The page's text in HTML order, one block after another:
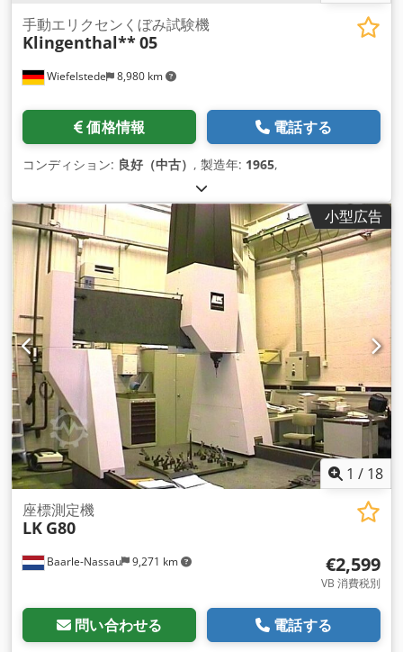
Wiefelstede 8,980 km
手動エリクセンくぼみ試験機
Klingenthal**05
価格情報 電話する
コンディション: 良好（中古） , 製造年: 1965,
小型広告
1 / 18
Baarle-Nassau 9,271 km
座標測定機
LK G80
€2,599
VB 消費税別
問い合わせる 電話する